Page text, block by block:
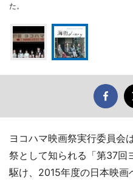
た。
ヨコハマ映画祭実行委員会
祭として知られる「第37回
駆け、2015年度の日本映画